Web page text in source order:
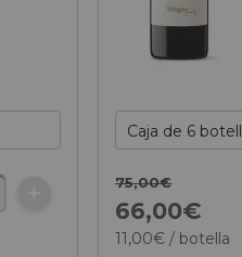
75,00€
66,00€
11,00€ / botella